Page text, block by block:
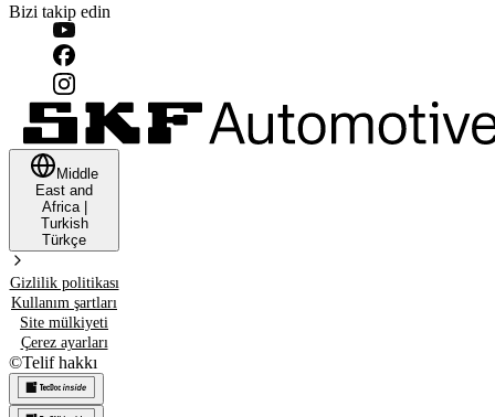
Bizi takip edin
Middle
East and
Africa|
Turkish
Türkçe
Gizlilik politikası
Kullanım şartları
Site mülkiyeti
Çerez ayarları
©Telif hakkı